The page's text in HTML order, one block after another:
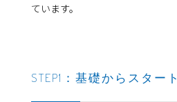
ています。
STEP1：基礎からスター